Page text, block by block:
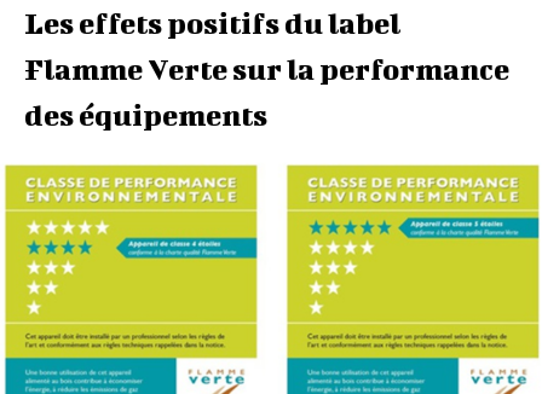
Les effets positifs du label
Flamme Verte sur la performance
des équipements